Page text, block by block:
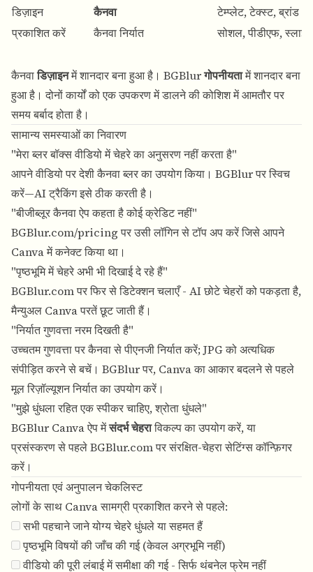
डिज़ाइन
कैनवा
टेम्प्लेट, टेक्स्ट, ब्रांड
प्रकाशित करें
कैनवा निर्यात सोशल, पीडीएफ,
कैनवाडिज़ाइनमें शानदार बना हुआ है। BGBlurगोपनीयतामें शानदार बना
हुआ है। दोनों कार्यों को एक उपकरण में डालने की कोशिश में आमतौर पर
समय बर्बाद होता है।
सामान्य समस्याओं का निवारण
"मेरा ब्लर बॉक्स वीडियो में चेहरे का अनुसरण नहीं करता है"
आपने वीडियो पर देशी कैनवा ब्लर का उपयोग किया। BGBlur पर स्विच
करें—AI ट्रैकिंग इसे ठीक करती है।
"बीजीब्लूर कैनवा ऐप कहता है कोई क्रेडिट नहीं"
BGBlur.com/pricingपर उसी लॉगिन से टॉप अप करें जिसे आपने
Canva में कनेक्ट किया था।
"पृष्ठभूमि में चेहरे अभी भी दिखाई दे रहे हैं"
BGBlur.com पर फिर से डिटेक्शन चलाएँ - AI छोटे चेहरों को पकड़ता है,
मैन्युअल Canva परतें छूट जाती हैं।
"निर्यात गुणवत्ता नरम दिखती है"
उच्चतम गुणवत्ता पर कैनवा से पीएनजी निर्यात करें; JPG को अत्यधिक
संपीड़ित करने से बचें। BGBlur पर, Canva का आकार बदलने से पहले
मूल रिज़ॉल्यूशन निर्यात का उपयोग करें।
"मुझे धुंधला रहित एक स्पीकर चाहिए, श्रोता धुंधले"
BGBlur Canva ऐप मेंसंदर्भ चेहराविकल्प का उपयोग करें, या
प्रसंस्करण से पहले BGBlur.com पर संरक्षित-चेहरा सेटिंग्स कॉन्फ़िगर
करें।
गोपनीयता एवं अनुपालन चेकलिस्ट
लोगों के साथ Canva सामग्री प्रकाशित करने से पहले:
सभी पहचाने जाने योग्य चेहरे धुंधले या सहमत हैं
पृष्ठभूमि विषयों की जाँच की गई (केवल अग्रभूमि नहीं)
वीडियो की पूरी लंबाई में समीक्षा की गई - सिर्फ थंबनेल फ्रेम नहीं